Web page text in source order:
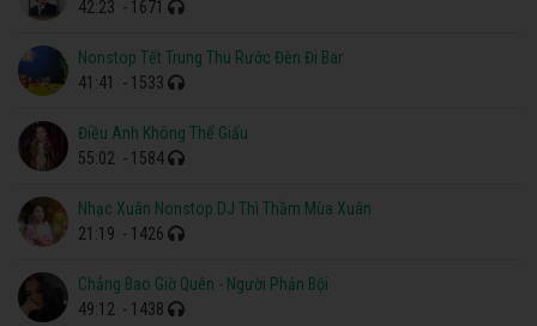
42:23 - 1671
Nonstop Tết Trung Thu Rước Đèn Đi Bar
41:41
- 1533
Điều Anh Không Thể Giấu
55:02 - 1584
Nhạc Xuân Nonstop DJ Thì Thầm Mùa Xuân
21:19 - 1426
Chẳng Bao Giờ Quên - Người Phản Bội
49:12 - 1438